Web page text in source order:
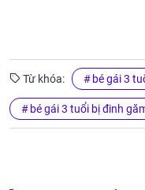
Từ khóa: bé gái 3
bé gái 3 tuổi bị đinh